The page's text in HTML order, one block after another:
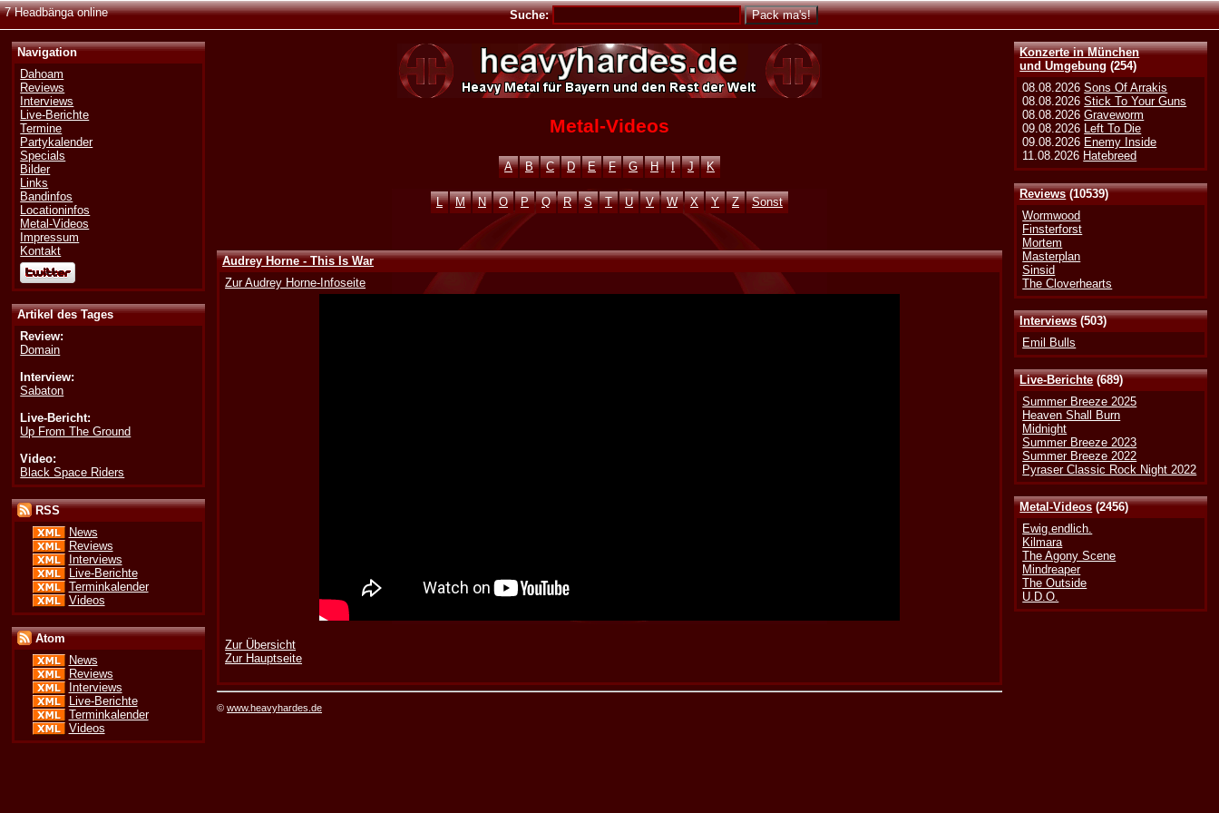
7 Headbänga online Suche:
Konzerte in München
und Umgebung (254)
08.08.2026Sons Of Arrakis
08.08.2026Stick To Your Guns
08.08.2026Graveworm
09.08.2026 Left To Die
09.08.2026 Enemy Inside
11.08.2026 Hatebreed
Reviews(10539)
Wormwood
Finsterforst
Mortem
Masterplan
Sinsid
The Cloverhearts
Interviews(503)
Emil Bulls
Live-Berichte(689)
Summer Breeze 2025
Heaven Shall Burn
Midnight
Summer Breeze 2023
Summer Breeze 2022
Pyraser Classic Rock Night 2022
Metal-Videos(2456)
Ewig.endlich.
Kilmara
The Agony Scene
Mindreaper
The Outside
U.D.O.
Navigation
Dahoam
Reviews
Interviews
Live-Berichte
Termine
Partykalender
Specials
Bilder
Links
Bandinfos
Locationinfos
Metal-Videos
Impressum
Kontakt
Artikel des Tages
Review:
Domain
Interview:
Sabaton
Live-Bericht:
Up From The Ground
Video:
Black Space Riders
RSS
News
Reviews
Interviews
Live-Berichte
Terminkalender
Videos
Atom
News
Reviews
Interviews
Live-Berichte
Terminkalender
Videos
Metal-Videos
A B C D E F G H I J K
L M N O P Q R S T U V W X Y Z Sonst
Audrey Horne - This Is War
Zur Audrey Horne-Infoseite
Zur Übersicht
Zur Hauptseite
©www.heavyhardes.de